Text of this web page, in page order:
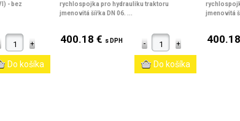
- bez
rychlospojka pro hydrauliku traktoru
jmenovitá šířka DN 06. ...
400.18 € s DPH
jmenovitá